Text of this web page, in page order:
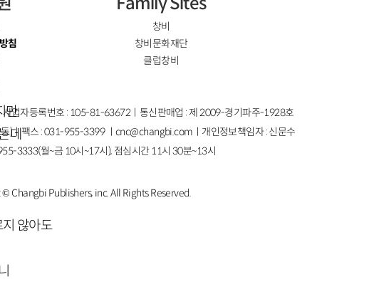
만
데
않아도
침
창비
창비문화재단
클럽창비
사업자등록번호 : 105-81-63672ㅣ통신판매업 : 제 2009-경기파주-1928호
)ㅣ팩스 : 031-955-3399 ㅣcnc@changbi.com ㅣ개인정보책임자 : 신문수
3333(월~금 10시~17시), 점심시간 11시 30분~13시
Changbi Publishers, inc. All Rights Reserved.